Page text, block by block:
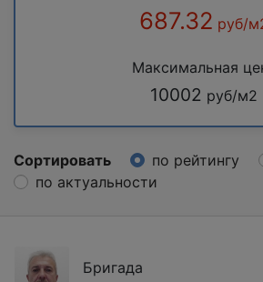
687.32 руб/
Максимальная
10002 руб/м2
Сортировать по рейтингу
по актуальности
Бригада